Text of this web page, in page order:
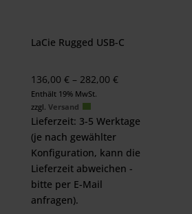
LaCie Rugged USB-C
136,00 € – 282,00 €Preisspanne:
282,00 €
Enthält 19% MwSt.
zzgl. Versand
Lieferzeit: 3-5 Werktage
(je nach gewählter
Konfiguration, kann die
Lieferzeit abweichen -
bitte per E-Mail
anfragen).